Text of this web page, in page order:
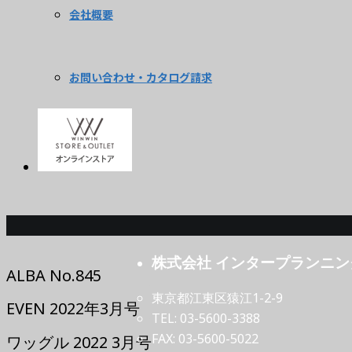
会社概要
お問い合わせ・カタログ請求
ALBA No.845
EVEN 2022年3月号
ワッグル 2022 3月号
株式会社 インタープランニ
東京都江東区猿江1-2-9
TEL: 03-5600-3388
FAX: 03-5600-5022